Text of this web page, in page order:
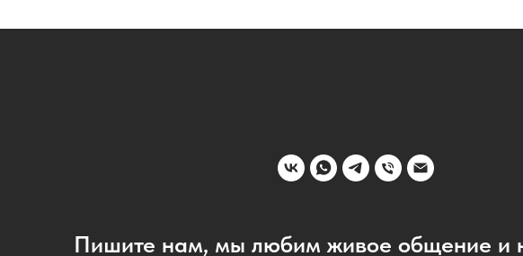
Пишите нам, мы любим живое общение и